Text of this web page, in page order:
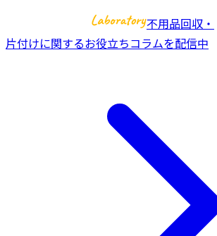
不用品回収・
片付けに関するお役立ちコラムを配信中